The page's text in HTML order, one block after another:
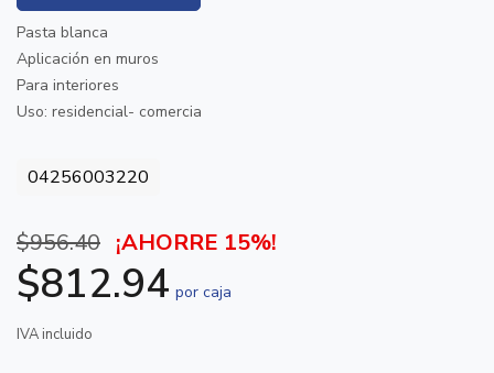
Pasta blanca
Aplicación en muros
Para interiores
Uso: residencial- comercia
04256003220
$956.40 ¡AHORRE 15%!
$812.94 por caja
IVA incluido